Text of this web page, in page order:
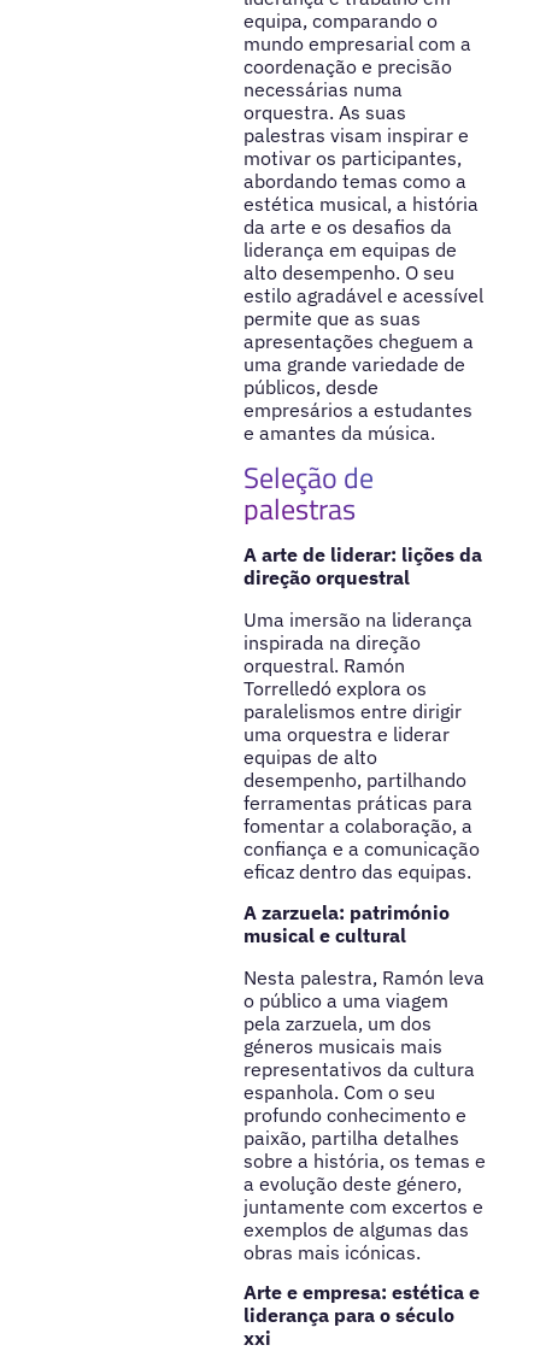
equipa, comparando o
mundo empresarial com a
coordenação e precisão
necessárias numa
orquestra. As suas
palestras visam inspirar e
motivar os participantes,
abordando temas como a
estética musical, a história
da arte e os desafios da
liderança em equipas de
alto desempenho. O seu
estilo agradável e acessível
permite que as suas
apresentações cheguem a
uma grande variedade de
públicos, desde
empresários a estudantes
e amantes da música.
Seleção de
palestras
A arte de liderar: lições da
direção orquestral
Uma imersão na liderança
inspirada na direção
orquestral. Ramón
Torrelledó explora os
paralelismos entre dirigir
uma orquestra e liderar
equipas de alto
desempenho, partilhando
ferramentas práticas para
fomentar a colaboração, a
confiança e a comunicação
eficaz dentro das equipas.
A zarzuela: património
musical e cultural
Nesta palestra, Ramón leva
o público a uma viagem
pela zarzuela, um dos
géneros musicais mais
representativos da cultura
espanhola. Com o seu
profundo conhecimento e
paixão, partilha detalhes
sobre a história, os temas e
a evolução deste género,
juntamente com excertos e
exemplos de algumas das
obras mais icónicas.
Arte e empresa: estética e
liderança para o século
xxi